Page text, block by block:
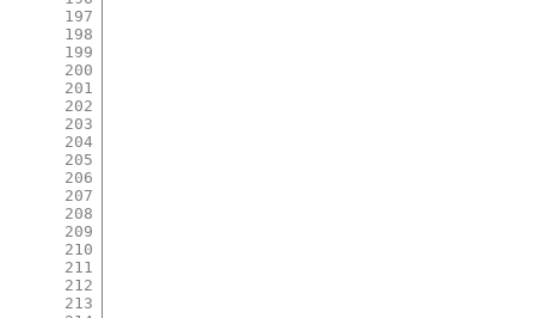
197
198
199
200
201
202
203
204
205
206
207
208
209
210
211
212
213